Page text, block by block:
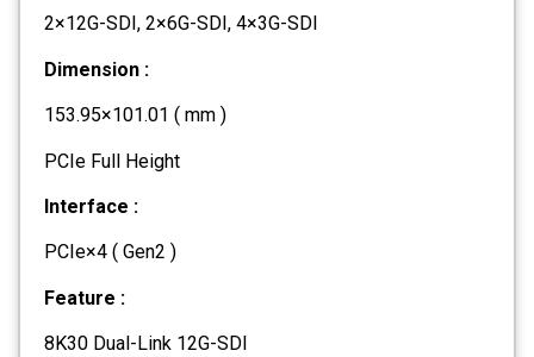
2×12G-SDI, 2×6G-SDI, 4×3G-SDI
Dimension :
153.95×101.01 ( mm )
PCIe Full Height
Interface :
PCIe×4 ( Gen2 )
Feature :
8K30 Dual-Link 12G-SDI